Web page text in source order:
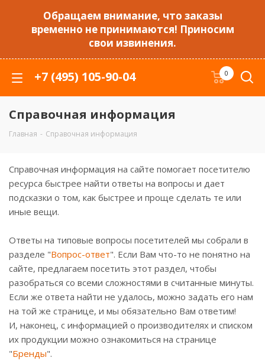
Обращаем внимание, что заказы
временно не принимаются! Приносим
свои извинения.
+7 (495) 105-90-04 0
Справочная информация
Главная - Справочная информация
Справочная информация на сайте помогает посетителю
ресурса быстрее найти ответы на вопросы и дает
подсказки о том, как быстрее и проще сделать те или
иные вещи.
Ответы на типовые вопросы посетителей мы собрали в
разделе "Вопрос-ответ". Если Вам что-то не понятно на
сайте, предлагаем посетить этот раздел, чтобы
разобраться со всеми сложностями в считанные минуты.
Если же ответа найти не удалось, можно задать его нам
на той же странице, и мы обязательно Вам ответим!
И, наконец, с информацией о производителях и списком
их продукции можно ознакомиться на странице
"Бренды".